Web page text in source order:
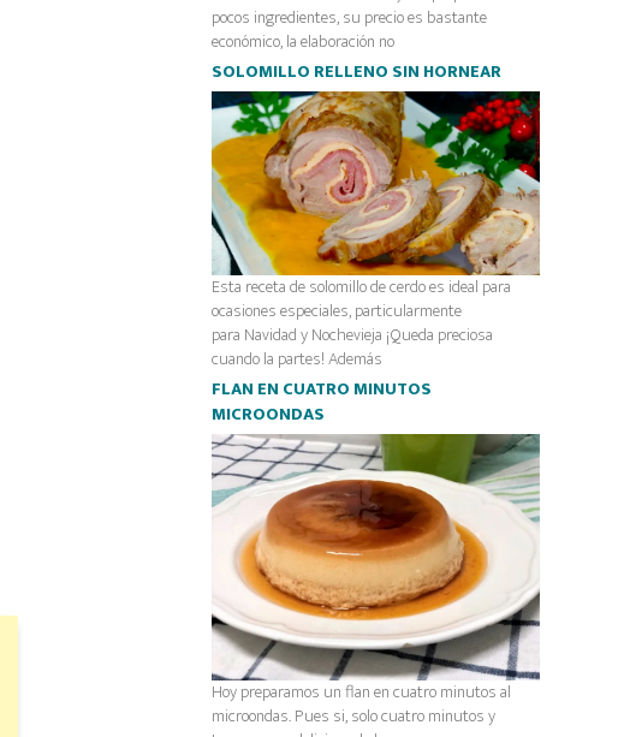
pocos ingredientes, su precio es bastante
económico, la elaboración no
SOLOMILLO RELLENO SIN HORNEAR
Esta receta de solomillo de cerdo es ideal para
ocasiones especiales, particularmente
para Navidad y Nochevieja ¡Queda preciosa
cuando la partes! Además
FLAN EN CUATRO MINUTOS
MICROONDAS
Hoy preparamos un flan en cuatro minutos al
microondas. Pues si, solo cuatro minutos y